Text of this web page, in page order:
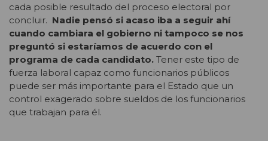
cada posible resultado del proceso electoral por
concluir. Nadie pensó si acaso iba a seguir ahí
cuando cambiara el gobierno ni tampoco se nos
preguntó si estaríamos de acuerdo con el
programa de cada candidato. Tener este tipo de
fuerza laboral capaz como funcionarios públicos
puede ser más importante para el Estado que un
control exagerado sobre sueldos de los funcionarios
que trabajan para él.